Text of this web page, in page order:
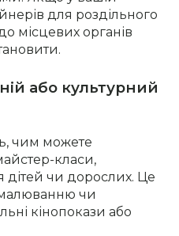
для роздільного
місцевих органів
або культурний
чим можете
класи,
дітей чи дорослих. Це
чи
кінопокази або